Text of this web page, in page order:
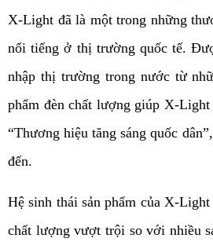
X-Light đã là một trong những
nổi tiếng ở thị trường quốc tế.
nhập thị trường trong nước từ
phẩm đèn chất lượng giúp X-Light
“Thương hiệu tăng sáng quốc
đến.
Hệ sinh thái sản phẩm của X-
chất lượng vượt trội so với nhiều